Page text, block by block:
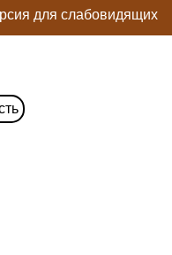
для слабовидящих